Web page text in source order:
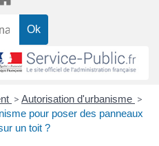
> Autorisation d'urbanisme >
pour poser des panneaux
un toit ?